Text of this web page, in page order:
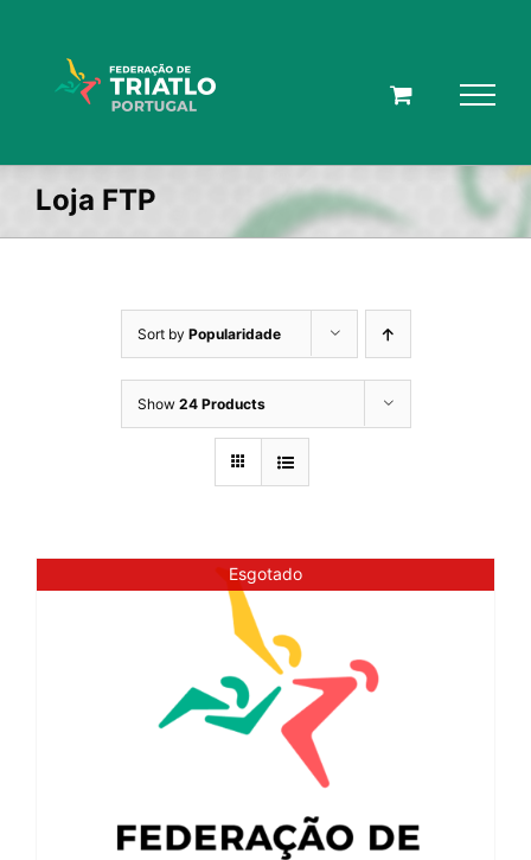
Loja FTP
Sort by Popularidade
Show 24 Products
Esgotado